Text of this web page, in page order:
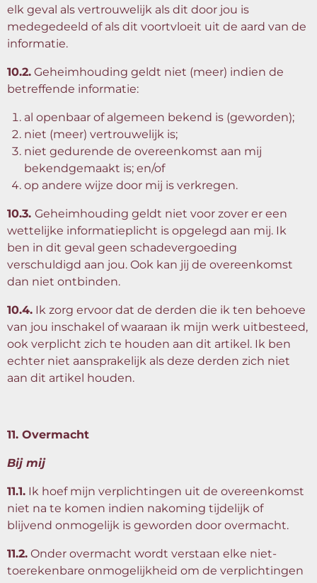
elk geval als vertrouwelijk als dit door jou is
medegedeeld of als dit voortvloeit uit de aard van de
informatie.
10.2. Geheimhouding geldt niet (meer) indien de
betreffende informatie:
al openbaar of algemeen bekend is (geworden);
niet (meer) vertrouwelijk is;
niet gedurende de overeenkomst aan mij
bekendgemaakt is; en/of
op andere wijze door mij is verkregen.
10.3. Geheimhouding geldt niet voor zover er een
wettelijke informatieplicht is opgelegd aan mij. Ik
ben in dit geval geen schadevergoeding
verschuldigd aan jou. Ook kan jij de overeenkomst
dan niet ontbinden.
10.4. Ik zorg ervoor dat de derden die ik ten behoeve
van jou inschakel of waaraan ik mijn werk uitbesteed,
ook verplicht zich te houden aan dit artikel. Ik ben
echter niet aansprakelijk als deze derden zich niet
aan dit artikel houden.
11. Overmacht
Bij mij
11.1. Ik hoef mijn verplichtingen uit de overeenkomst
niet na te komen indien nakoming tijdelijk of
blijvend onmogelijk is geworden door overmacht.
11.2. Onder overmacht wordt verstaan elke niet-
toerekenbare onmogelijkheid om de verplichtingen